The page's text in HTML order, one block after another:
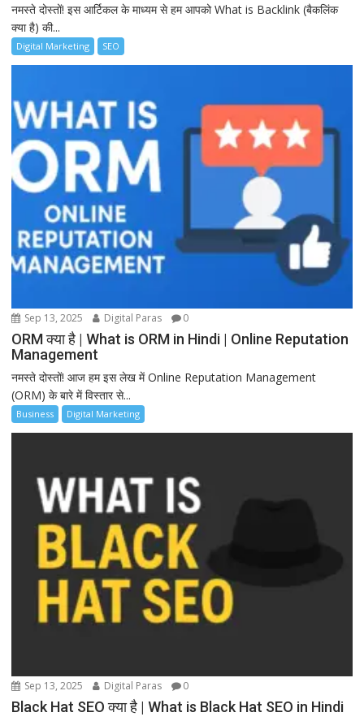
नमस्ते दोस्तों! इस आर्टिकल के माध्यम से हम आपको What is Backlink (बैकलिंक
क्या है) की...
Digital Marketing SEO
Sep 13, 2025 Digital Paras 0
ORM क्या है | What is ORM in Hindi | Online Reputation
Management
नमस्ते दोस्तों! आज हम इस लेख में Online Reputation Management
(ORM) के बारे में विस्तार से...
Business Digital Marketing
Sep 13, 2025 Digital Paras 0
Black Hat SEO क्या है | What is Black Hat SEO in Hindi